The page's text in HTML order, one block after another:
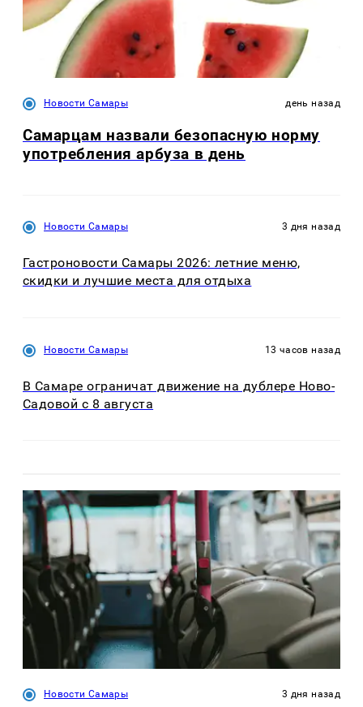
Новости Самары день назад
Самарцам назвали безопасную норму
употребления арбуза в день
Новости Самары 3 дня назад
Гастроновости Самары 2026: летние меню,
скидки и лучшие места для отдыха
Новости Самары 13 часов назад
В Самаре ограничат движение на дублере Ново-
Садовой с 8 августа
Новости Самары 3 дня назад